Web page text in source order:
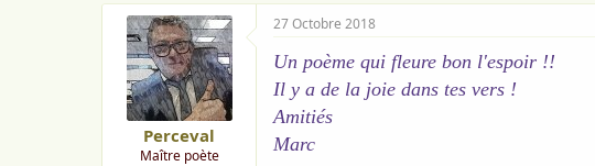
Perceval
Maître poète
27 Octobre 2018
Un poème qui fleure bon l'espoir !!
Il y a de la joie dans tes vers !
Amitiés
Marc